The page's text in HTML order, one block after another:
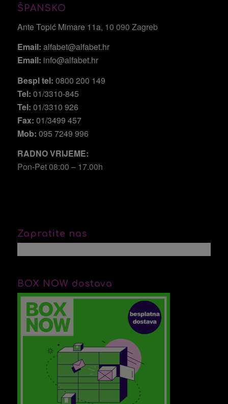
ŠPANSKO
Ante Topić Mimare 11a, 10 090 Zagreb
Email: alfabet@alfabet.hr
Email: info@alfabet.hr
Bespl tel: 0800 200 149
Tel: 01/3310-845
Tel: 01/3310 926
Fax: 01/3499 457
Mob: 095 7249 996
RADNO VRIJEME:
Pon-Pet 08:00 – 17.00h
Zapratite nas
BOX NOW dostava